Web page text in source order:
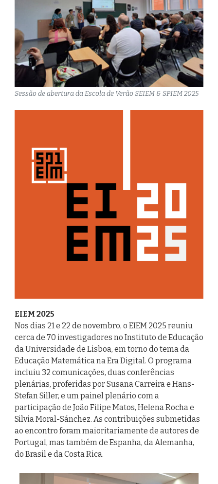
Sessão de abertura da Escola de Verão SEIEM & SPIEM 2025
EIEM 2025
Nos dias 21 e 22 de novembro, o EIEM 2025 reuniu
cerca de 70 investigadores no Instituto de Educação
da Universidade de Lisboa, em torno do tema da
Educação Matemática na Era Digital. O programa
incluiu 32 comunicações, duas conferências
plenárias, proferidas por Susana Carreira e Hans-
Stefan Siller, e um painel plenário com a
participação de João Filipe Matos, Helena Rocha e
Silvia Moral-Sánchez. As contribuições submetidas
ao encontro foram maioritariamente de autores de
Portugal, mas também de Espanha, da Alemanha,
do Brasil e da Costa Rica.